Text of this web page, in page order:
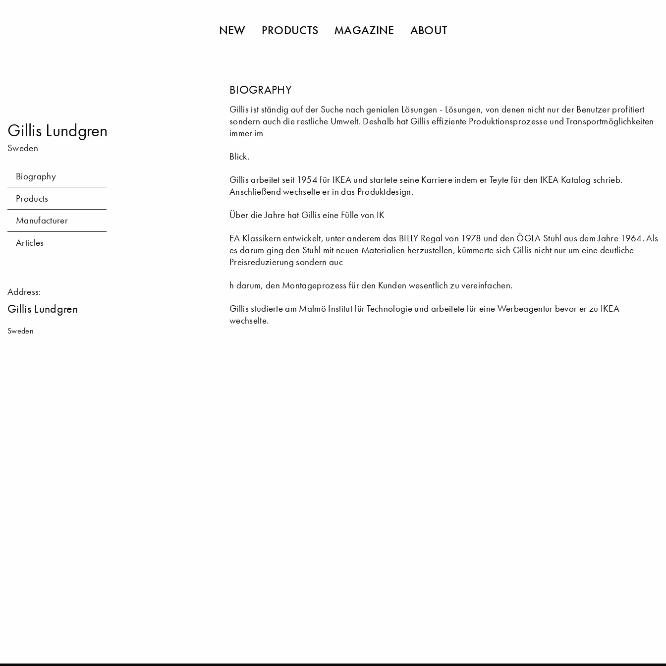
NEW PRODUCTS MAGAZINE ABOUT
Gillis Lundgren
Sweden
Biography
Products
Manufacturer
Articles
Address:
Gillis Lundgren
Sweden
BIOGRAPHY
Gillis ist ständig auf der Suche nach genialen Lösungen - Lösungen, von denen nicht nur der Benutzer profitiert
sondern auch die restliche Umwelt. Deshalb hat Gillis effiziente Produktionsprozesse und Transportmöglichkeiten
immer im
Blick.
Gillis arbeitet seit 1954 für IKEA und startete seine Karriere indem er Teyte für den IKEA Katalog schrieb.
Anschließend wechselte er in das Produktdesign.
Über die Jahre hat Gillis eine Fülle von IK
EA Klassikern entwickelt, unter anderem das BILLY Regal von 1978 und den ÖGLA Stuhl aus dem Jahre 1964. Als
es darum ging den Stuhl mit neuen Materialien herzustellen, kümmerte sich Gillis nicht nur um eine deutliche
Preisreduzierung sondern auc
h darum, den Montageprozess für den Kunden wesentlich zu vereinfachen.
Gillis studierte am Malmö Institut für Technologie und arbeitete für eine Werbeagentur bevor er zu IKEA
wechselte.